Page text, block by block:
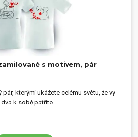
s motivem, pár
kterými ukážete celému světu, že vy
dva k sobě patříte.